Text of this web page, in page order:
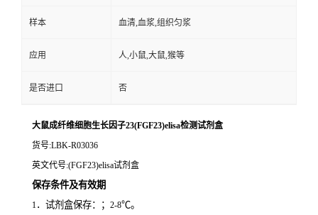
样本 血清,血浆,组织匀浆
应用 人,小鼠,大鼠,猴等
是否进口 否
大鼠成纤维细胞生长因子23(FGF23)elisa检测试剂盒
货号:LBK-R03036
英文代号:(FGF23)elisa试剂盒
保存条件及有效期
1．试剂盒保存：； 2-8℃。